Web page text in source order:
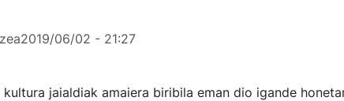
2019/06/02 - 21:27
kultura jaialdiak amaiera biribila eman dio igande